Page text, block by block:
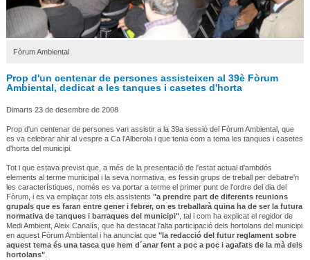
Fòrum Ambiental
Prop d'un centenar de persones assisteixen al 39è Fòrum
Ambiental, dedicat a les tanques i casetes d'horta
Dimarts 23 de desembre de 2008
Prop d'un centenar de persones van assistir a la 39a sessió del Fòrum Ambiental, que
es va celebrar ahir al vespre a Ca l'Alberola i que tenia com a tema les tanques i casetes
d'horta del municipi.
Tot i que estava previst que, a més de la presentació de l'estat actual d'ambdós
elements al terme municipal i la seva normativa, es fessin grups de treball per debatre'n
les característiques, només es va portar a terme el primer punt de l'ordre del dia del
Fòrum, i es va emplaçar tots els assistents "a prendre part de diferents reunions
grupals que es faran entre gener i febrer, on es treballarà quina ha de ser la futura
normativa de tanques i barraques del municipi", tal i com ha explicat el regidor de
Medi Ambient, Aleix Canalís, que ha destacat l'alta participació dels hortolans del municipi
en aquest Fòrum Ambiental i ha anunciat que "la redacció del futur reglament sobre
aquest tema és una tasca que hem d´anar fent a poc a poc i agafats de la mà dels
hortolans".